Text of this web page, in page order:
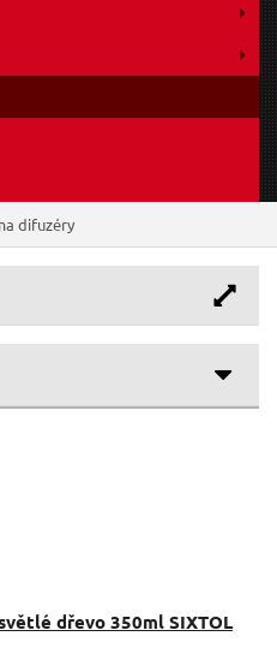
difuzéry
dřevo 350ml SIXTOL